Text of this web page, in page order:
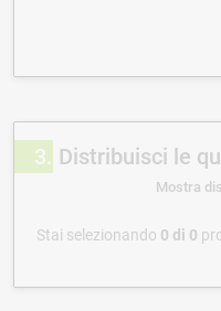
3 Distribuisci le
Mostra
Stai selezionando 0 di 0